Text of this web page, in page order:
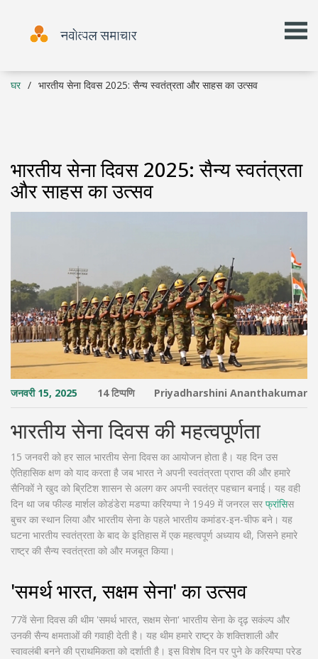
घर भारतीय सेना दिवस 2025: सैन्य स्वतंत्रता और साहस का उत्सव
भारतीय सेना दिवस 2025: सैन्य स्वतंत्रता
और साहस का उत्सव
जनवरी 15, 2025 14 टिप्पणि Priyadharshini Ananthakumar
भारतीय सेना दिवस की महत्वपूर्णता
15 जनवरी को हर साल भारतीय सेना दिवस का आयोजन होता है। यह दिन उस
ऐतिहासिक क्षण को याद करता है जब भारत ने अपनी स्वतंत्रता प्राप्त की और हमारे
सैनिकों ने खुद को ब्रिटिश शासन से अलग कर अपनी स्वतंत्र पहचान बनाई। यह वही
दिन था जब फील्ड मार्शल कोडंडेरा मडप्पा करियप्पा ने 1949 में जनरल सर फ्रांसिस
बुचर का स्थान लिया और भारतीय सेना के पहले भारतीय कमांडर-इन-चीफ बने। यह
घटना भारतीय स्वतंत्रता के बाद के इतिहास में एक महत्वपूर्ण अध्याय थी, जिसने हमारे
राष्ट्र की सैन्य स्वतंत्रता को और मजबूत किया।
'समर्थ भारत, सक्षम सेना' का उत्सव
77वें सेना दिवस की थीम 'समर्थ भारत, सक्षम सेना' भारतीय सेना के दृढ़ सकंल्प और
उनकी सैन्य क्षमताओं की गवाही देती है। यह थीम हमारे राष्ट्र के शक्तिशाली और
स्वावलंबी बनने की प्राथमिकता को दर्शाती है। इस विशेष दिन पर पुने के करियप्पा परेड